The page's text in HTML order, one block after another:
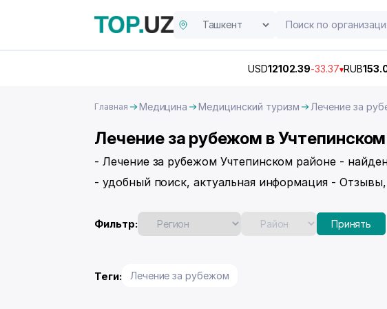
USD12102.39-33.37 RUB
Главная Медицина Медицинский туризм Лечение за
Лечение за рубежом в
- Лечение за рубежом Учтепинском районе -
- удобный поиск, актуальная информация -
Фильтр: Принять
Теги: Лечение за рубежом